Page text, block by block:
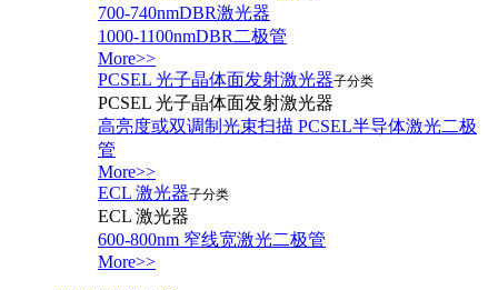
700-740nmDBR激光器
1000-1100nmDBR二极管
More>>
PCSEL 光子晶体面发射激光器子分类
PCSEL 光子晶体面发射激光器
高亮度或双调制光束扫描 PCSEL半导体激光二极
管
More>>
ECL 激光器子分类
ECL 激光器
600-800nm 窄线宽激光二极管
More>>